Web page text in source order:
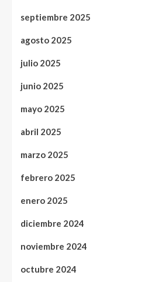
septiembre 2025
agosto 2025
julio 2025
junio 2025
mayo 2025
abril 2025
marzo 2025
febrero 2025
enero 2025
diciembre 2024
noviembre 2024
octubre 2024